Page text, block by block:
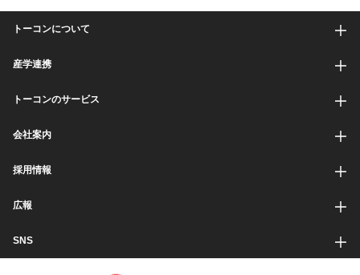
トーコンについて
産学連携
トーコンのサービス
会社案内
採用情報
広報
SNS